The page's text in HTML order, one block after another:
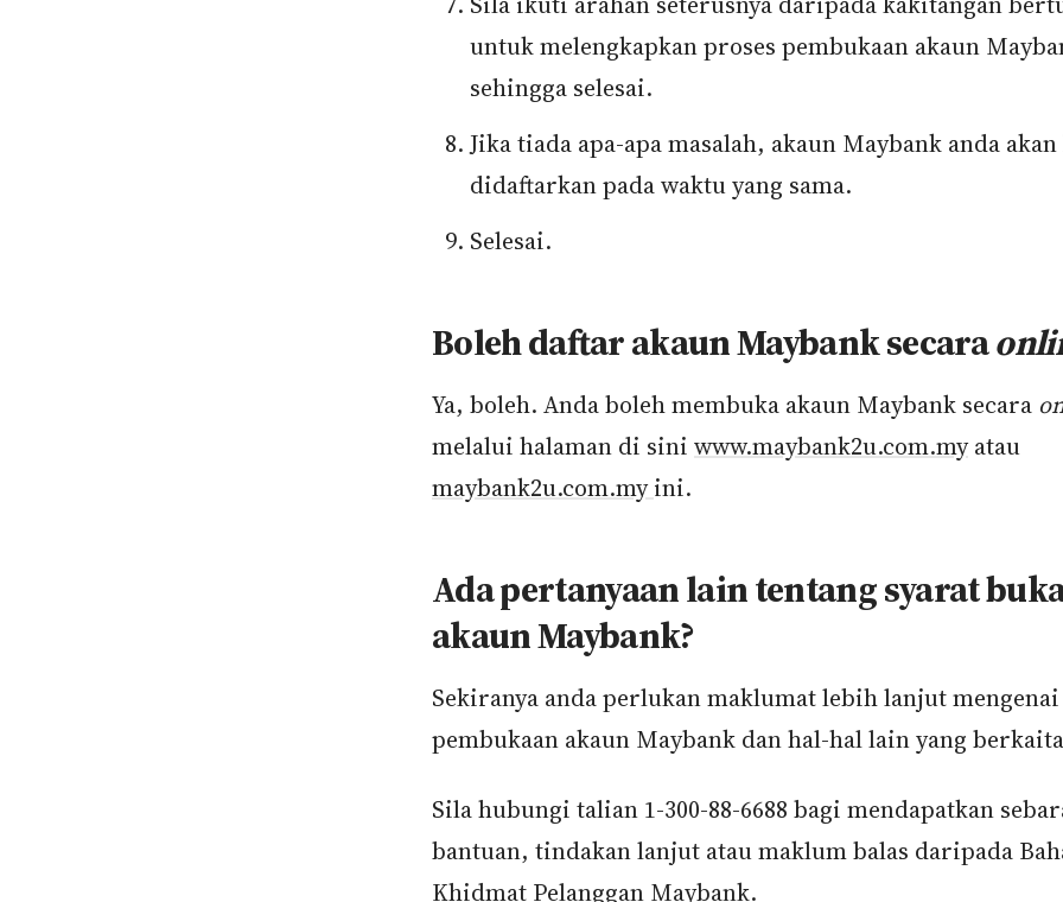
untuk melengkapkan proses pembukaan akaun
sehingga selesai.
Jika tiada apa-apa masalah, akaun Maybank anda
didaftarkan pada waktu yang sama.
Selesai.
Boleh daftar akaun Maybank secara
Ya, boleh. Anda boleh membuka akaun Maybank secara
melalui halaman di sini www.maybank2u.com.myatau
maybank2u.com.myini.
Ada pertanyaan lain tentang syarat
akaun Maybank?
Sekiranya anda perlukan maklumat lebih lanjut mengenai
pembukaan akaun Maybank dan hal-hal lain yang
Sila hubungi talian 1-300-88-6688 bagi mendapatkan
bantuan, tindakan lanjut atau maklum balas daripada
Khidmat Pelanggan Maybank.